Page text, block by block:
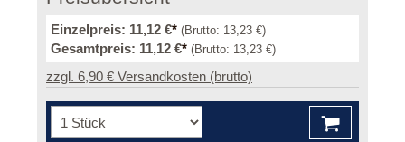
Einzelpreis: 11,12 €* (Brutto: 13,23 €)
Gesamtpreis: 11,12 €* (Brutto: 13,23 €)
zzgl. 6,90 € Versandkosten (brutto)